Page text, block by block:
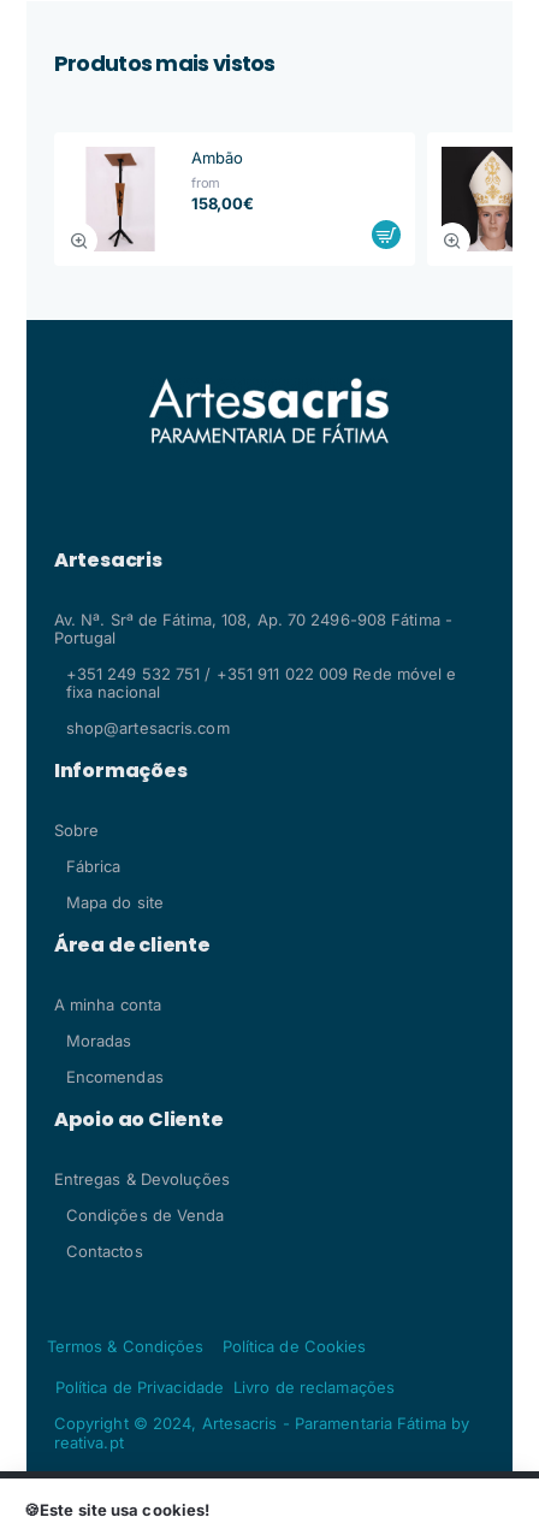
🍪Este site usa cookies!
Produtos mais vistos
Ambão
from
158,00€
Artesacris
Av. Nª. Srª de Fátima, 108, Ap. 70 2496-908 Fátima -
Portugal
+351 249 532 751 / +351 911 022 009 Rede móvel e
fixa nacional
shop@artesacris.com
Informações
Sobre
Fábrica
Mapa do site
Área de cliente
A minha conta
Moradas
Encomendas
Apoio ao Cliente
Entregas & Devoluções
Condições de Venda
Contactos
Termos & Condições Política de Cookies
Política de Privacidade
Livro de reclamações
Copyright © 2024, Artesacris - Paramentaria Fátima by
reativa.pt